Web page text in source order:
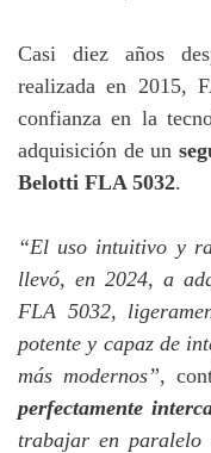
Casi diez años
realizada en 2015,
confianza en la
adquisición de un
Belotti FLA 5032.
“El uso intuitivo y
llevó, en 2024, a
FLA 5032,
potente y capaz de
más modernos”,
perfectamente
trabajar en paralelo